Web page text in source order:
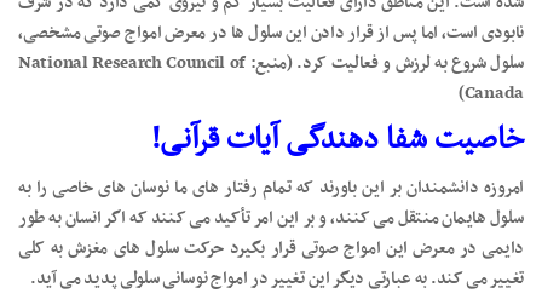
نابودی است، اما پس از قرار دادن این سلول ها در معرض امواج صوتی مشخصی،
سلول شروع به لرزش و فعالیت کرد. (منبع: National Research Council of
Canada)
خاصیت شفا دهندگی آیات قرآنی!
امروزه دانشمندان بر این باورند که تمام رفتار های ما نوسان های خاصی را به
سلول هایمان منتقل می کنند، و بر این امر تأکید می کنند که اگر انسان به طور
دایمی در معرض این امواج صوتی قرار بگیرد حرکت سلول های مغزش به کلی
تغییر می کند. به عبارتی دیگر این تغییر در امواج نوسانی سلولی پدید می آید.